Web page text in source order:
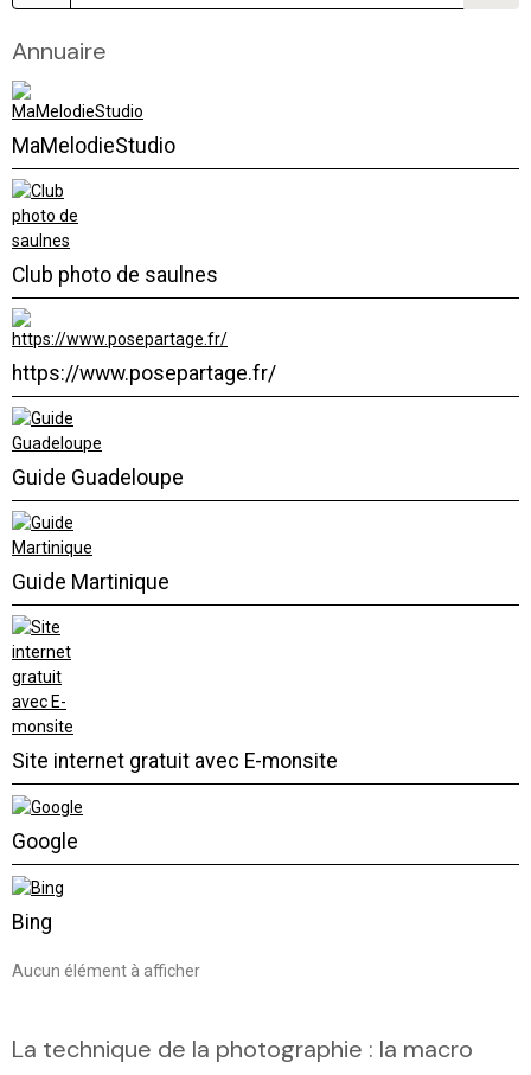
Annuaire
MaMelodieStudio
Club photo de saulnes
https://www.posepartage.fr/
Guide Guadeloupe
Guide Martinique
Site internet gratuit avec E-monsite
Google
Bing
Aucun élément à afficher
La technique de la photographie : la macro